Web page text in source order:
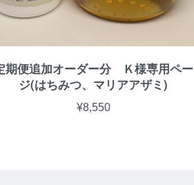
期便追加オーダー分 Ｋ様専用ペー
ジ(はちみつ、マリアアザミ)
¥8,550